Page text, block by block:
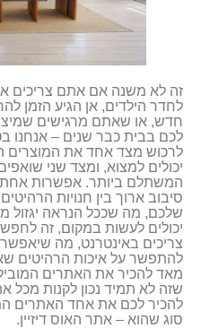
זה לא משנה אם אתם צריכים
לחדר הילדים, אן הגיע הזמן
חדש, או שאתם מרגישים
לכם בבית כבר שנים – אנחנו
לרכוש מצד אחד את המוצרים
יכולים למצוא, ומצד שני
המשתלם ביותר. אפשרות
סיבוב ארוך בין חנויות
שלכם, מה שככל הנראה
יכולים לעשות במקום, זה
צריכים באינטרנט, מה
להתפשר על איכות הרהיטים
מאד להכיר את האתרים
שזה לא תמיד נכון לקנות מכל
להכיר לכם את אחד האתרים
סוג שהוא – אתר האוס דיזיין.